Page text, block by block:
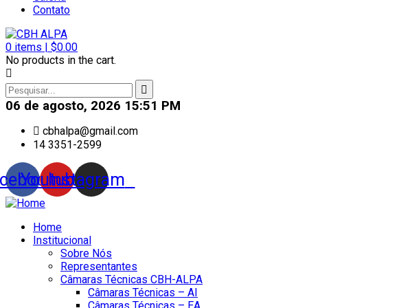
Contato
0 items | $0.00
No products in the cart.
06 de agosto, 2026 15:51 PM
cbhalpa@gmail.com
14 3351-2599
Youtube
Instagram
Home
Institucional
Sobre Nós
Representantes
Câmaras Técnicas CBH-ALPA
Câmaras Técnicas – AI